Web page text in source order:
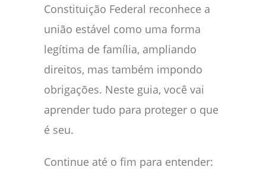
Constituição Federal reconhece a
união estável como uma forma
legítima de família, ampliando
direitos, mas também impondo
obrigações. Neste guia, você vai
aprender tudo para proteger o que
é seu.
Continue até o fim para entender: